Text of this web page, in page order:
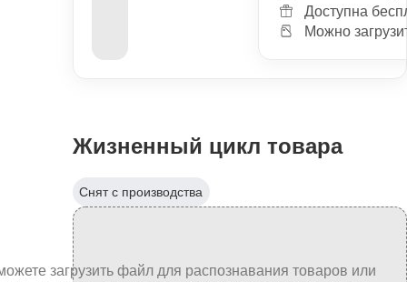
Доступна
Можно
Жизненный цикл товара
Снят с производства